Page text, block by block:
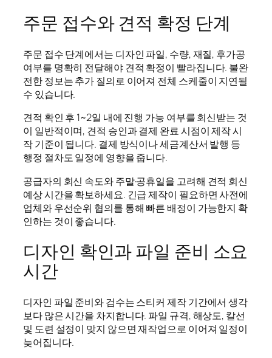
주문 접수와 견적 확정 단계
주문 접수 단계에서는 디자인 파일, 수량, 재질, 후가공
여부를 명확히 전달해야 견적 확정이 빨라집니다. 불완
전한 정보는 추가 질의로 이어져 전체 스케줄이 지연될
수 있습니다.
견적 확인 후 1~2일 내에 진행 가능 여부를 회신받는 것
이 일반적이며, 견적 승인과 결제 완료 시점이 제작 시
작 기준이 됩니다. 결제 방식이나 세금계산서 발행 등
행정 절차도 일정에 영향을 줍니다.
공급자의 회신 속도와 주말·공휴일을 고려해 견적 회신
예상 시간을 확보하세요. 긴급 제작이 필요하면 사전에
업체와 우선순위 협의를 통해 빠른 배정이 가능한지 확
인하는 것이 좋습니다.
디자인 확인과 파일 준비 소요
시간
디자인 파일 준비와 검수는 스티커 제작 기간에서 생각
보다 많은 시간을 차지합니다. 파일 규격, 해상도, 칼선
및 도련 설정이 맞지 않으면 재작업으로 이어져 일정이
늦어집니다.